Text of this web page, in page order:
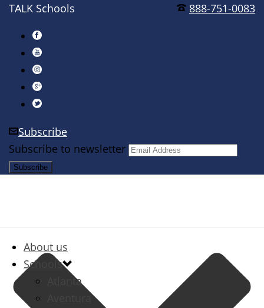
888-751-0083
TALK Schools
Subscribe
Subscribe to newsletter
About us
Schools
Atlanta
Aventura